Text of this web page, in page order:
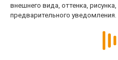
внешнего вида, оттенка,
предварительного уведомления.